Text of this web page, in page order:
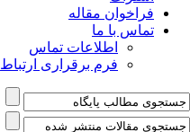
فراخوان مقاله
تماس با ما
اطلاعات تماس
فرم برقراری ارتباط